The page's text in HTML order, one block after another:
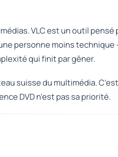
VLC est un outil
personne moins
qui finit par gêner.
suisse du multimédia.
DVD n’est pas sa priorité.